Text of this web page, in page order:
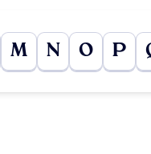
M N O P